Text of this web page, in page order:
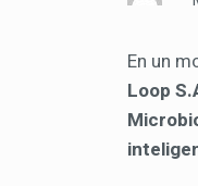
En un
Loop